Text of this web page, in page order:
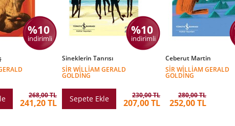
%10
indirimli
268,00 TL
241,20 TL
%10
indirimli
Sineklerin Tanrısı
SIR WILLIAM GERALD
GOLDING
Sepete Ekle 230,00 TL
207,00 TL
Ceberut Martin
SIR WILLIAM GERALD
GOLDING
280,00 TL
252,00 TL